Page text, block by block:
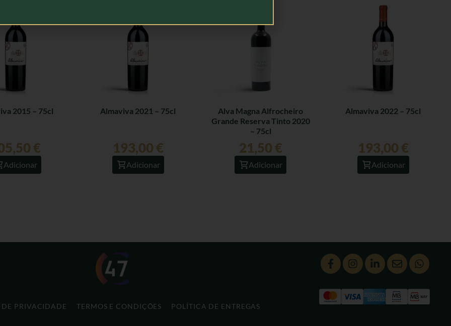
2015 – 75cl
€
Adicionar
Almaviva 2021 – 75cl
193,00 €
Adicionar
Alva Magna Alfrocheiro
Grande Reserva Tinto 2020
– 75cl
21,50 €
Adicionar
Almaviva 2022 – 75cl
193,00 €
Adicionar
PRIVACIDADE TERMOS E CONDIÇÕES POLÍTICA DE ENTREGAS